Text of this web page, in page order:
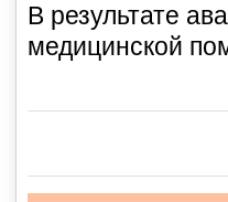
В результате
медицинской